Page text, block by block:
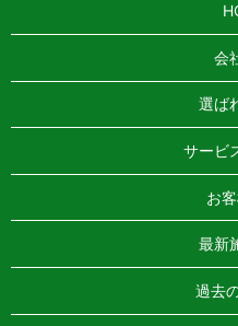
会
選ば
サービ
お
最新
過去